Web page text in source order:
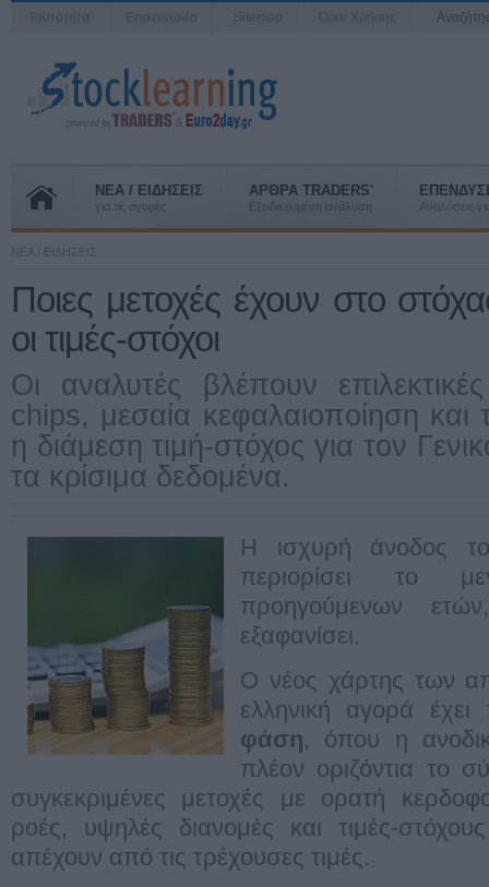
ΝΕΑ / ΕΙΔΗΣΕΙΣ
για τις αγορές
ΑΡΘΡΑ TRADERS'
Εξειδικευμένη ανάλυση Αναλύσεις
ΝΕΑ / ΕΙΔΗΣΕΙΣ
Ποιες μετοχές έχουν στο
οι τιμές-στόχοι
Οι αναλυτές βλέπουν
chips, μεσαία κεφαλαιοποίηση και
η διάμεση τιμή-στόχος για τον
τα κρίσιμα δεδομένα.
H ισχυρή άνοδος
περιορίσει το
προηγούμενων
εξαφανίσει.
Ο νέος χάρτης των
ελληνική αγορά
φάση, όπου η
πλέον οριζόντια το
συγκεκριμένες μετοχές με ορατή
ροές, υψηλές διανομές και τιμές-
απέχουν από τις τρέχουσες τιμές.